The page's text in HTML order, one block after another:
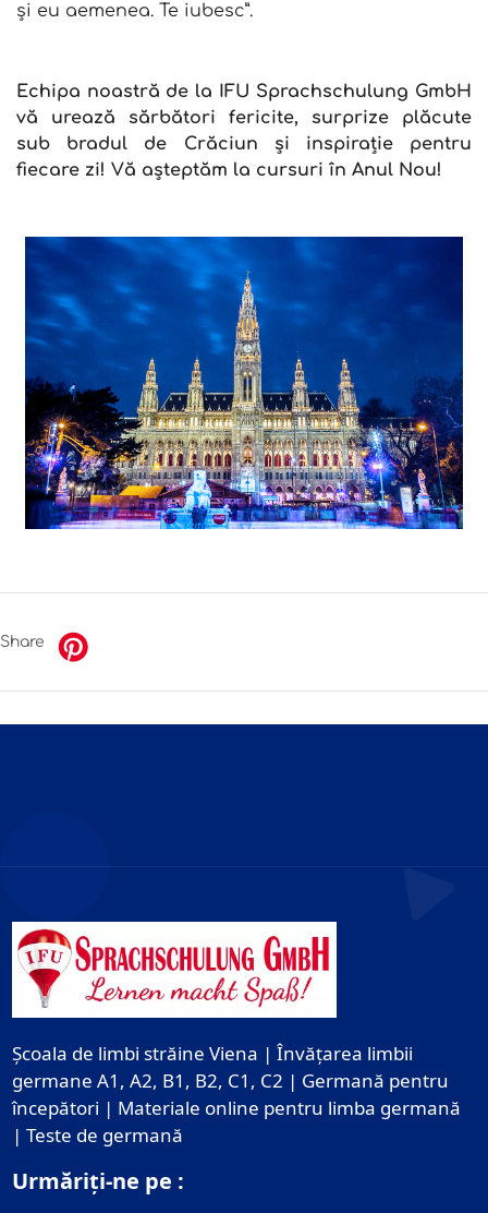
și eu aemenea. Te iubesc”.
Echipa noastră de la IFU Sprachschulung GmbH
vă urează sărbători fericite, surprize plăcute
sub bradul de Crăciun și inspirație pentru
fiecare zi! Vă așteptăm la cursuri în Anul Nou!
Share
Școala de limbi străine Viena | Învățarea limbii
germane A1, A2, B1, B2, C1, C2 | Germană pentru
începători | Materiale online pentru limba germană
| Teste de germană
Urmăriți-ne pe :